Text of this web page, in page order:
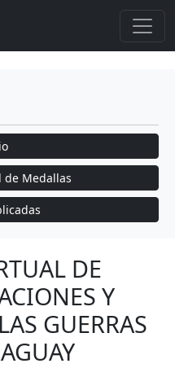
de Medallas
DE
Y
GUERRAS